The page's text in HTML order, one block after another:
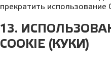
прекратить использование
13.
COOKIE (КУКИ)